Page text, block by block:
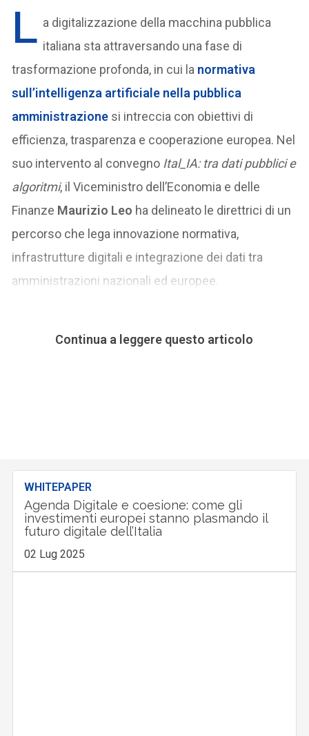
L a digitalizzazione della macchina pubblica
italiana sta attraversando una fase di
trasformazione profonda, in cui la normativa
sull’intelligenza artificiale nella pubblica
amministrazione si intreccia con obiettivi di
efficienza, trasparenza e cooperazione europea. Nel
suo intervento al convegno Ital_IA: tra dati pubblici e
algoritmi, il Viceministro dell’Economia e delle
Finanze Maurizio Leo ha delineato le direttrici di un
percorso che lega innovazione normativa,
infrastrutture digitali e integrazione dei dati tra
amministrazioni nazionali ed europee.
Continua a leggere questo articolo
WHITEPAPER
Agenda Digitale e coesione: come gli
investimenti europei stanno plasmando il
futuro digitale dell’Italia
02 Lug 2025